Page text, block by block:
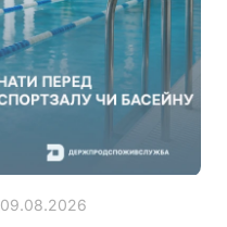
09.08.2026